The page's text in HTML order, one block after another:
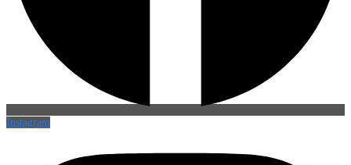
Instagram